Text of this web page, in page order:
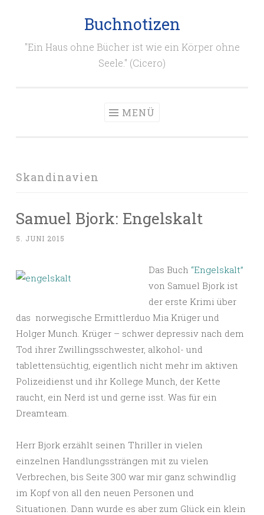
Buchnotizen
"Ein Haus ohne Bücher ist wie ein Körper ohne
Seele." (Cicero)
MENÜ
Skandinavien
Samuel Bjork: Engelskalt
5. JUNI 2015
Das Buch “Engelskalt”
von Samuel Bjork ist
der erste Krimi über
das norwegische Ermittlerduo Mia Krüger und
Holger Munch. Krüger – schwer depressiv nach dem
Tod ihrer Zwillingsschwester, alkohol- und
tablettensüchtig, eigentlich nicht mehr im aktiven
Polizeidienst und ihr Kollege Munch, der Kette
raucht, ein Nerd ist und gerne isst. Was für ein
Dreamteam.
Herr Bjork erzählt seinen Thriller in vielen
einzelnen Handlungssträngen mit zu vielen
Verbrechen, bis Seite 300 war mir ganz schwindlig
im Kopf von all den neuen Personen und
Situationen. Dann wurde es aber zum Glück ein klein